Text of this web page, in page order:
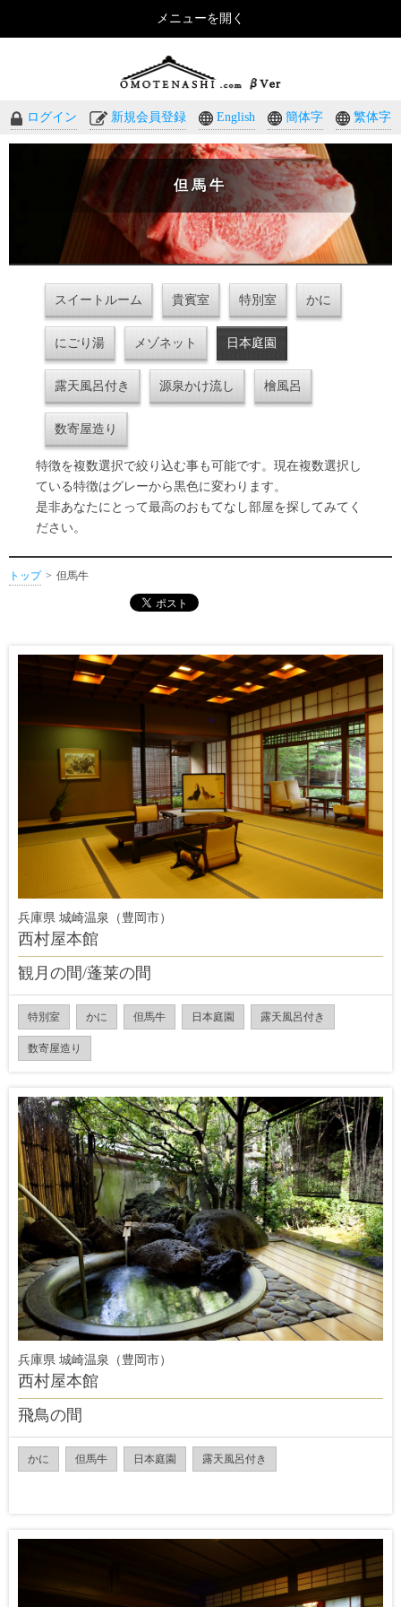
ログイン 新規会員登録 English 簡体字 繁体字
但馬牛
スイートルーム 貴賓室 特別室 かに
にごり湯 メゾネット 日本庭園
露天風呂付き 源泉かけ流し 檜風呂
数寄屋造り
特徴を複数選択で絞り込む事も可能です。現在複数選択し
ている特徴はグレーから黒色に変わります。
是非あなたにとって最高のおもてなし部屋を探してみてく
ださい。
トップ 但馬牛
兵庫県 城崎温泉（豊岡市）
西村屋本館
観月の間/蓬莱の間
特別室 かに 但馬牛 日本庭園 露天風呂付き
数寄屋造り
兵庫県 城崎温泉（豊岡市）
西村屋本館
飛鳥の間
かに 但馬牛 日本庭園 露天風呂付き
メニューを開く